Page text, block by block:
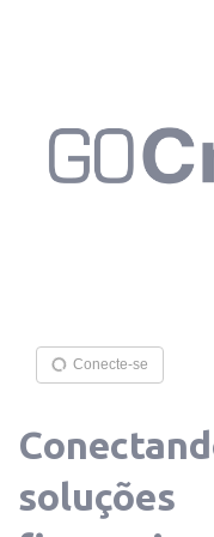
Conecte-se
soluções